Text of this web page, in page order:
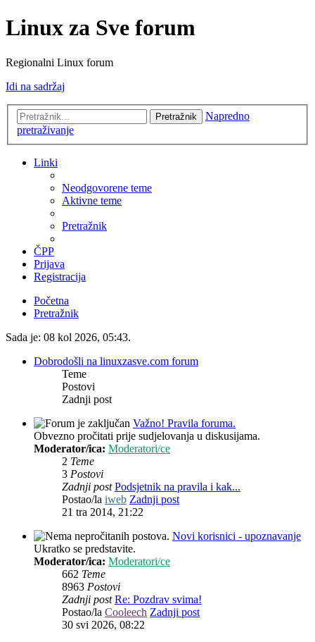
Linux za Sve forum
Regionalni Linux forum
Idi na sadržaj
Pretražnik
Napredno
pretraživanje
Linki
Neodgovorene teme
Aktivne teme
Pretražnik
ČPP
Prijava
Registracija
Početna
Pretražnik
Sada je: 08 kol 2026, 05:43.
Dobrodošli na linuxzasve.com forum
Teme
Postovi
Zadnji post
Važno! Pravila foruma.
Obvezno pročitati prije sudjelovanja u diskusijama.
Moderator/ica: Moderatori/ce
2 Teme
3 Postovi
Zadnji post Podsjetnik na pravila i kak...
Postao/la iweb Zadnji post
21 tra 2014, 21:22
Novi korisnici - upoznavanje
Ukratko se predstavite.
Moderator/ica: Moderatori/ce
662 Teme
8963 Postovi
Zadnji post Re: Pozdrav svima!
Postao/la Cooleech Zadnji post
30 svi 2026, 08:22